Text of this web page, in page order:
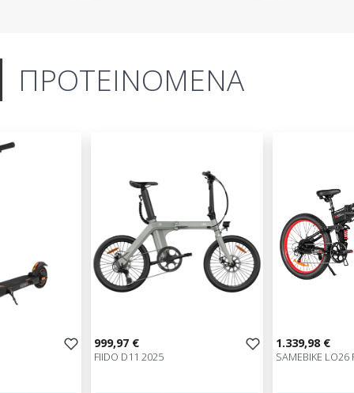
ΠΡΟΤΕΙΝΟΜΕΝΑ
999,97 €
FIIDO D11 2025
1.339,98 €
SAMEBIKE LO26